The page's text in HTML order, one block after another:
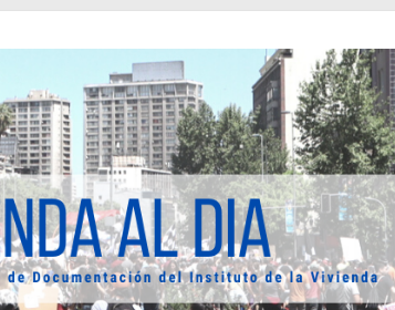
prácticas y representaciones [2022]
crítica de las fronteras latinoamericanas
: un patrimonio emblemático [2014]